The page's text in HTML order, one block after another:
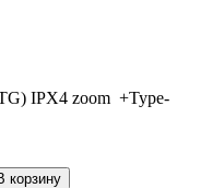
IPX4 zoom +Type-
корзину